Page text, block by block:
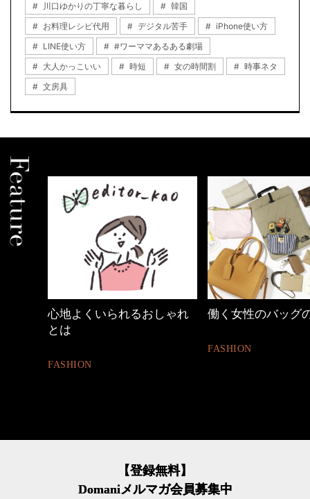
川口ゆかりの丁寧な暮らし
韓国
お料理レシピ代用
デジタル苦手
iPhone使い方
LINE使い方
#ワーママあるある劇場
大人かっこいい
時短 女の時間割
時事ネタ
文房具
られるおしゃれ 働く女性のバッグの中身 40代
【登録無料】
Domaniメルマガ会員募集中